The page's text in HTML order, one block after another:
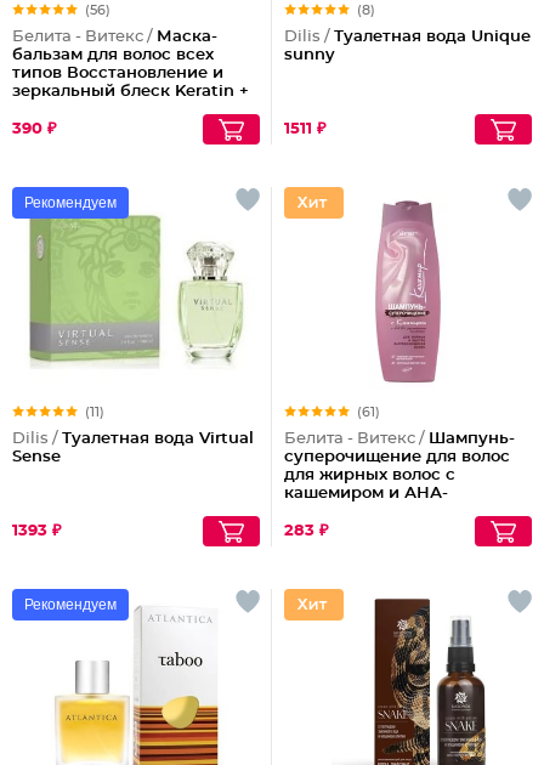
(56)
Белита - Витекс / Маска-
бальзам для волос всех
типов Восстановление и
зеркальный блеск Keratin +
390 ₽
(8)
Dilis / Туалетная вода Unique
sunny
1511 ₽
Рекомендуем
(11)
Dilis / Туалетная вода Virtual
Sense
1393 ₽
(61)
Белита - Витекс / Шампунь-
суперочищение для волос
для жирных волос с
кашемиром и АНА-
283 ₽
Рекомендуем